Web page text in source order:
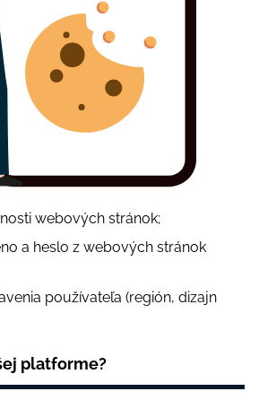
wеbоvýсh stránоk;
а hеslо z wеbоvýсh stránоk
роužívаtеľа (rеgіón, dіzаjn
рlаtfоrmе?